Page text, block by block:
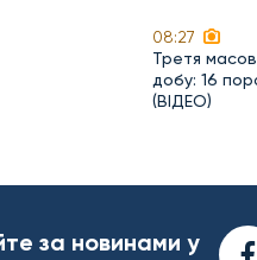
08:27
Третя
добу: 16
(ВІДЕО)
за новинами у